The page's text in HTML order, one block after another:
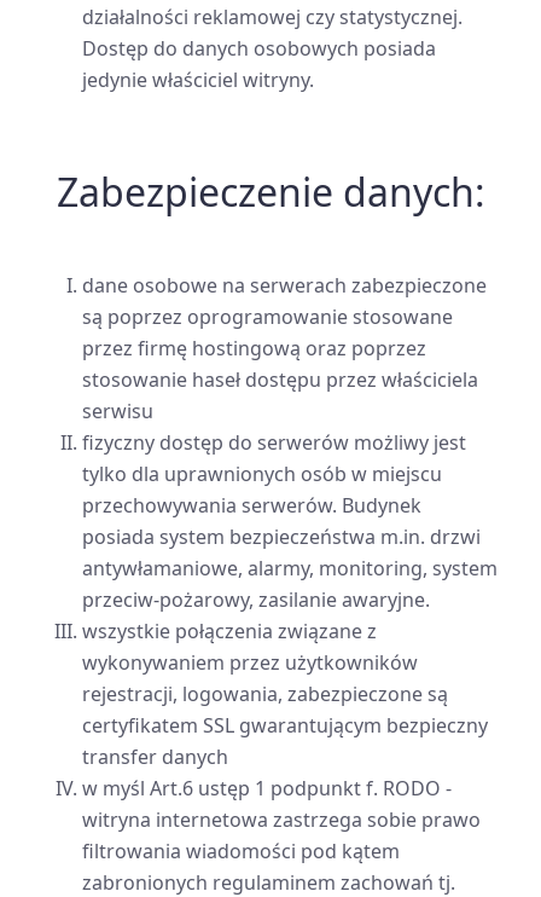
działalności reklamowej czy statystycznej.
Dostęp do danych osobowych posiada
jedynie właściciel witryny.
Zabezpieczenie danych:
dane osobowe na serwerach zabezpieczone
są poprzez oprogramowanie stosowane
przez firmę hostingową oraz poprzez
stosowanie haseł dostępu przez właściciela
serwisu
fizyczny dostęp do serwerów możliwy jest
tylko dla uprawnionych osób w miejscu
przechowywania serwerów. Budynek
posiada system bezpieczeństwa m.in. drzwi
antywłamaniowe, alarmy, monitoring, system
przeciw-pożarowy, zasilanie awaryjne.
wszystkie połączenia związane z
wykonywaniem przez użytkowników
rejestracji, logowania, zabezpieczone są
certyfikatem SSL gwarantującym bezpieczny
transfer danych
w myśl Art.6 ustęp 1 podpunkt f. RODO -
witryna internetowa zastrzega sobie prawo
filtrowania wiadomości pod kątem
zabronionych regulaminem zachowań tj.